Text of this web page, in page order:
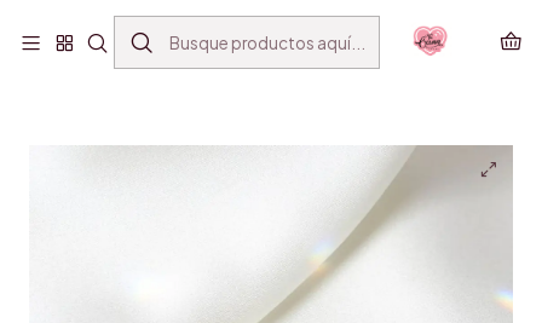
ENVÍO GRATIS SANTIAGO(*) POR COMPRAS SOBRE$39.990
Inicio ACCESORIOS AROS GOLD 19MM